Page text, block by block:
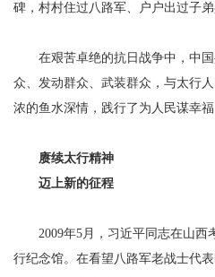
碑，村村住过八路军、户户出过子弟
在艰苦卓绝的抗日战争中，中国
众、发动群众、武装群众，与太行
浓的鱼水深情，践行了为人民谋幸
赓续太行精神
迈上新的征程
2009年5月，习近平同志在山西
行纪念馆。在看望八路军老战士代